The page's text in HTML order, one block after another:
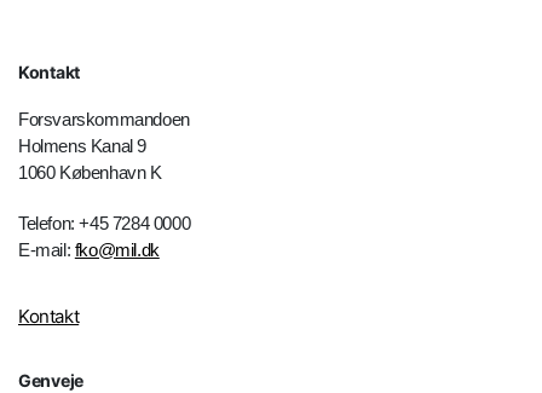
Kontakt
Forsvarskommandoen
Holmens Kanal 9
1060 København K
Telefon: +45 7284 0000
E-mail: fko@mil.dk
Kontakt
Genveje